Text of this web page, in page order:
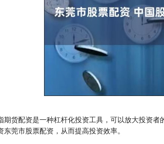
期货配资是一种杠杆化投资工具，可以放大投资
东莞市股票配资，从而提高投资效率。